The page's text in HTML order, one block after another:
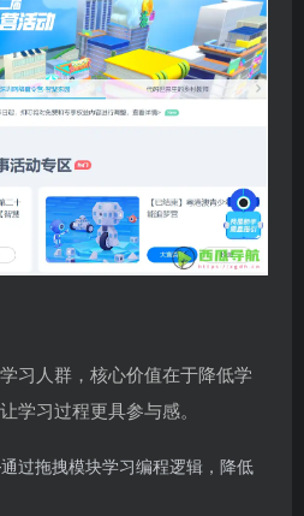
习人群，核心价值在于降低学
学习过程更具参与感。
过拖拽模块学习编程逻辑，降低